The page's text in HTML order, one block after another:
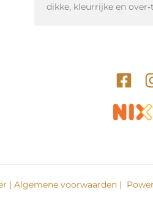
dikke, kleurrijke en
| Algemene voorwaarden|